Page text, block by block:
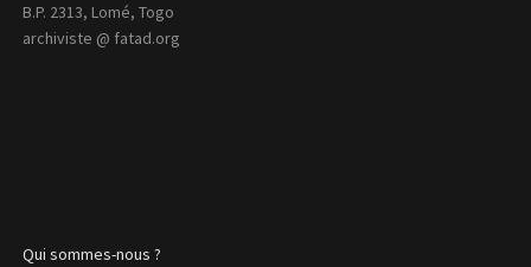
B.P. 2313, Lomé, Togo
archiviste @ fatad.org
Qui sommes-nous ?